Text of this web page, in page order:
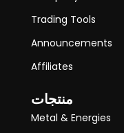
Trading Tools
Announcements
Affiliates
منتجات
Metal & Energies